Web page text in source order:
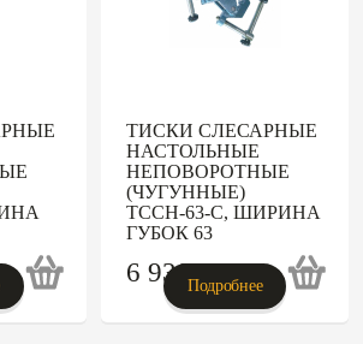
ТИСКИ СЛЕСАРНЫЕ
НАСТОЛЬНЫЕ
НЕПОВОРОТНЫЕ
(ЧУГУННЫЕ)
ТССН-63-С, ШИРИНА
ГУБОК 63
6 930p
Подробнее